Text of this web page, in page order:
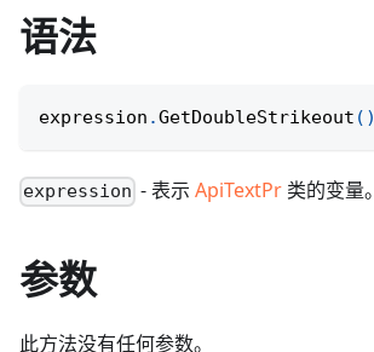
语法
expression .GetDoubleStrikeout ( )
expression - 表示ApiTextPr 类的变量。
参数
此方法没有任何参数。